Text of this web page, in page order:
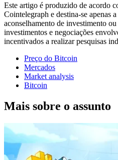
Este artigo é produzido de acordo
Cointelegraph e destina-se apenas
aconselhamento de investimento
investimentos e negociações
incentivados a realizar pesquisas
Preço do Bitcoin
Mercados
Market analysis
Bitcoin
Mais sobre o assunto